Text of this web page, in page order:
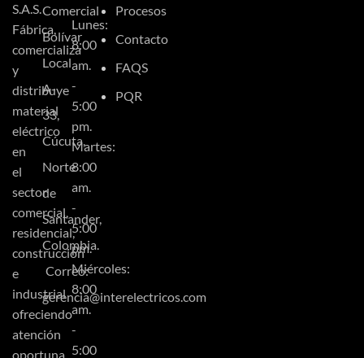
S.A.S.
Fábrica,
comercializa
y
distribuye
material
eléctrico
en
el
sector
comercial,
residencial,
construcción
e
industrial
ofreciendo
atención
oportuna,
Comercial
Bolívar
Local
A-
33,
Cúcuta,
Norte
de
Santander,
Colombia.
Correo:
gerencia@interelectricos.com
Lunes:
8:00
am.
-
5:00
pm.
Martes:
8:00
am.
-
5:00
pm.
Miércoles:
8:00
am.
-
5:00
Procesos
Contacto
FAQS
PQR